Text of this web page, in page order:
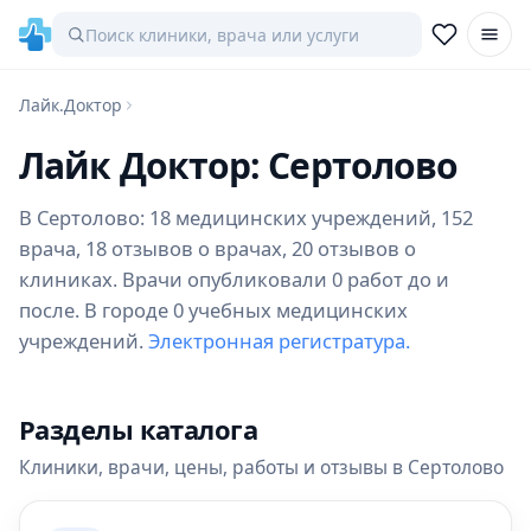
Лайк.Доктор
Лайк Доктор: Сертолово
В Сертолово: 18 медицинских учреждений, 152
врача, 18 отзывов о врачах, 20 отзывов о
клиниках. Врачи опубликовали 0 работ до и
после. В городе 0 учебных медицинских
учреждений. Электронная регистратура.
Разделы каталога
Клиники, врачи, цены, работы и отзывы в Сертолово